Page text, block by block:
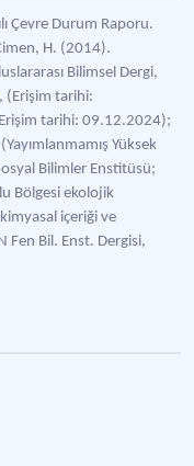
Çevre Durum Raporu.
H. (2014).
Bilimsel Dergi,
(Erişim tarihi:
tarihi: 09.12.2024);
Yüksek
Bilimler Enstitüsü;
Bölgesi ekolojik
içeriği ve
Bil. Enst. Dergisi,